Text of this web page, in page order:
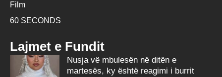
Film
60 SECONDS
Lajmet e Fundit
Nusja vë mbulesën në ditën e
martesës, ky është reagimi i burrit